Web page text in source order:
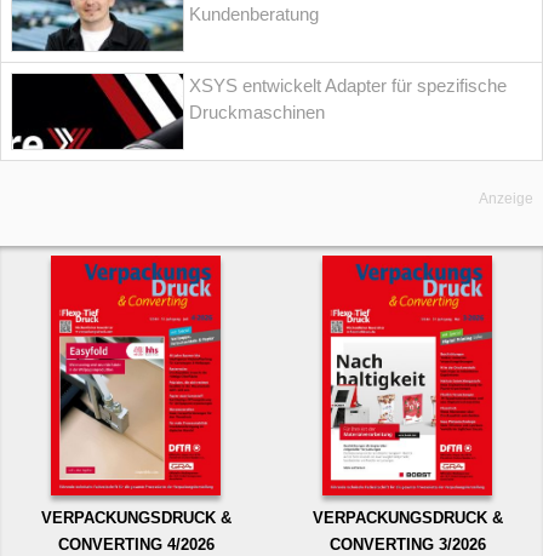
Kundenberatung
XSYS entwickelt Adapter für spezifische
Druckmaschinen
Anzeige
VERPACKUNGSDRUCK &
CONVERTING 4/2026
VERPACKUNGSDRUCK &
CONVERTING 3/2026